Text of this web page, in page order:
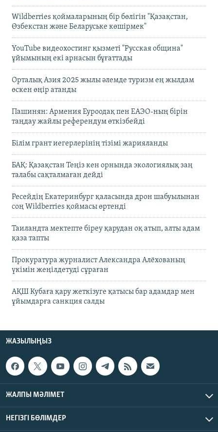
Wildberries қоймаларының бір бөлігін "Қазақстан,
Өзбекстан және Беларуське көшірмек"
YouTube видеохостинг қызметі "Русская община"
ұйымының екі арнасын бұғаттады
Орталық Азия 2025 жылы әлемде туризм ең жылдам
өскен өңір атанды
Пашинян: Армения Еуроодақ пен ЕАЭО-ның бірін
таңдау жайлы референдум өткізбейді
Білім грант иегерлерінің тізімі жарияланды
БАҚ: Қазақстан Теңіз кен орнында экологиялық заң
талабы сақталмаған дейді
Ресейдің Екатеринбург қаласында дрон шабуылынан
соң Wildberries қоймасы өртенді
Таиландта мектепте біреу қарудан оқ атып, алты адам
қаза тапты
Прокуратура журналист Александра Алёхованың
үкімін жеңілдетуді сұраған
АҚШ Кубаға қару жеткізуге қатысы бар адамдар мен
ұйымдарға санкция салды
ЖАЗЫЛЫҢЫЗ
ЖАЛПЫ МӘЛІМЕТ
НЕГІЗГІ БӨЛІМДЕР